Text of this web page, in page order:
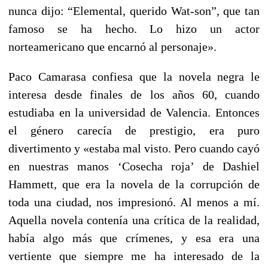
nunca dijo: “Elemental, querido Wat-son”, que tan
famoso se ha hecho. Lo hizo un actor
norteamericano que encarnó al personaje».
Paco Camarasa confiesa que la novela negra le
interesa desde finales de los años 60, cuando
estudiaba en la universidad de Valencia. Entonces
el género carecía de prestigio, era puro
divertimento y «estaba mal visto. Pero cuando cayó
en nuestras manos ‘Cosecha roja’ de Dashiel
Hammett, que era la novela de la corrupción de
toda una ciudad, nos impresionó. Al menos a mí.
Aquella novela contenía una crítica de la realidad,
había algo más que crímenes, y esa era una
vertiente que siempre me ha interesado de la